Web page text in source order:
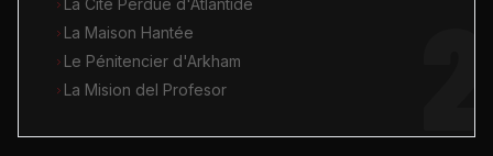
La Cité Perdue d'Atlantide
La Maison Hantée
Le Pénitencier d'Arkham
La Mision del Profesor